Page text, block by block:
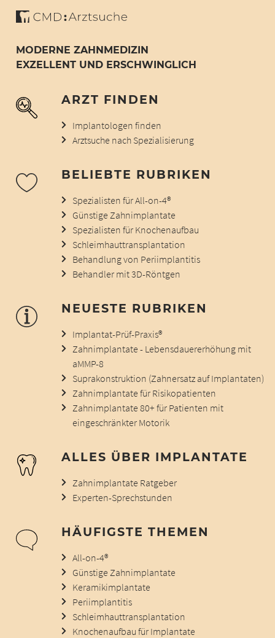
MODERNE ZAHNMEDIZIN
EXZELLENT UND ERSCHWINGLICH
ARZT FINDEN
Implantologen finden
Arztsuche nach Spezialisierung
BELIEBTE RUBRIKEN
Spezialisten für All-on-4®
Günstige Zahnimplantate
Spezialisten für Knochenaufbau
Schleimhauttransplantation
Behandlung von Periimplantitis
Behandler mit 3D-Röntgen
NEUESTE RUBRIKEN
Implantat-Prüf-Praxis®
Zahnimplantate - Lebensdauererhöhung mit
aMMP-8
Suprakonstruktion (Zahnersatz auf Implantaten)
Zahnimplantate für Risikopatienten
Zahnimplantate 80+ für Patienten mit
eingeschränkter Motorik
ALLES ÜBER IMPLANTATE
Zahnimplantate Ratgeber
Experten-Sprechstunden
HÄUFIGSTE THEMEN
All-on-4®
Günstige Zahnimplantate
Keramikimplantate
Periimplantitis
Schleimhauttransplantation
Knochenaufbau für Implantate